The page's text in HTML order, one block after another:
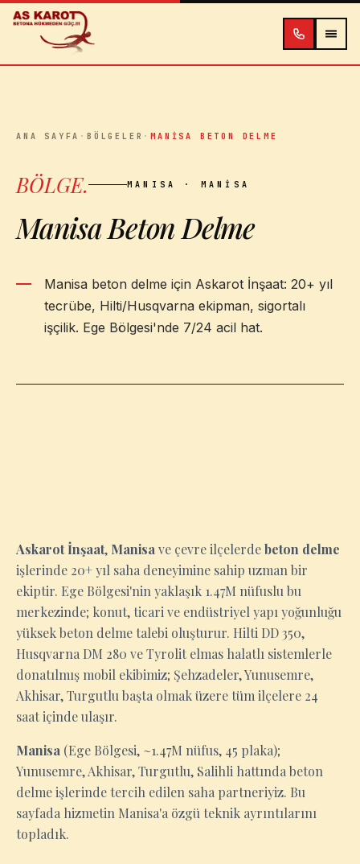
İçeriğe atla
ANA SAYFA ·BÖLGELER ·MANISA BETON DELME
BÖLGE. MANISA · MANISA
Manisa Beton Delme
Manisa beton delme için Askarot İnşaat: 20+ yıl
tecrübe, Hilti/Husqvarna ekipman, sigortalı
işçilik. Ege Bölgesi'nde 7/24 acil hat.
Askarot İnşaat, Manisa ve çevre ilçelerdebeton delme
işlerinde 20+ yıl saha deneyimine sahip uzman bir
ekiptir. Ege Bölgesi'nin yaklaşık 1.47M nüfuslu bu
merkezinde; konut, ticari ve endüstriyel yapı yoğunluğu
yüksek beton delme talebi oluşturur. Hilti DD 350,
Husqvarna DM 280 ve Tyrolit elmas halatlı sistemlerle
donatılmış mobil ekibimiz; Şehzadeler, Yunusemre,
Akhisar, Turgutlu başta olmak üzere tüm ilçelere 24
saat içinde ulaşır.
Manisa (Ege Bölgesi, ~1.47M nüfus, 45 plaka);
Yunusemre, Akhisar, Turgutlu, Salihli hattında beton
delme işlerinde tercih edilen saha partneriyiz. Bu
sayfada hizmetin Manisa'a özgü teknik ayrıntılarını
topladık.